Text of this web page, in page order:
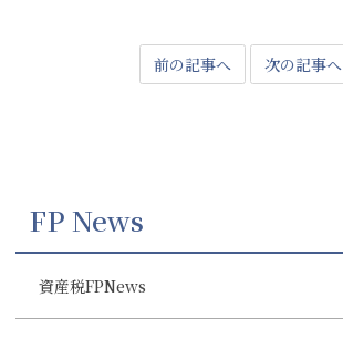
前の記事へ 次の記事へ
FP News
資産税FPNews